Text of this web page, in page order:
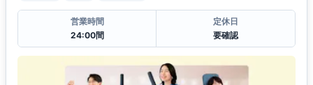
営業時間
24:00間
定休日
要確認